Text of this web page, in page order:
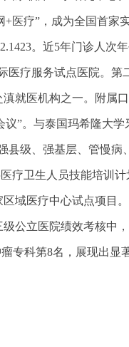
+医疗”，成为全国首
。近5年门诊人
医疗服务试点医院。
就医机构之一。附属
议”。与泰国玛希隆大
县级、强基层、管慢
疗卫生人员技能培训
域医疗中心试点项目
公立医院绩效考核中
专科第8名，展现出